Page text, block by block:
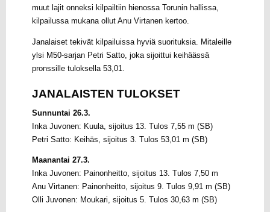
muut lajit onneksi kilpailtiin hienossa Torunin hallissa,
kilpailussa mukana ollut Anu Virtanen kertoo.
Janalaiset tekivät kilpailuissa hyviä suorituksia. Mitaleille
ylsi M50-sarjan Petri Satto, joka sijoittui keihäässä
pronssille tuloksella 53,01.
JANALAISTEN TULOKSET
Sunnuntai 26.3.
Inka Juvonen: Kuula, sijoitus 13. Tulos 7,55 m (SB)
Petri Satto: Keihäs, sijoitus 3. Tulos 53,01 m (SB)
Maanantai 27.3.
Inka Juvonen: Painonheitto, sijoitus 13. Tulos 7,50 m
Anu Virtanen: Painonheitto, sijoitus 9. Tulos 9,91 m (SB)
Olli Juvonen: Moukari, sijoitus 5. Tulos 30,63 m (SB)